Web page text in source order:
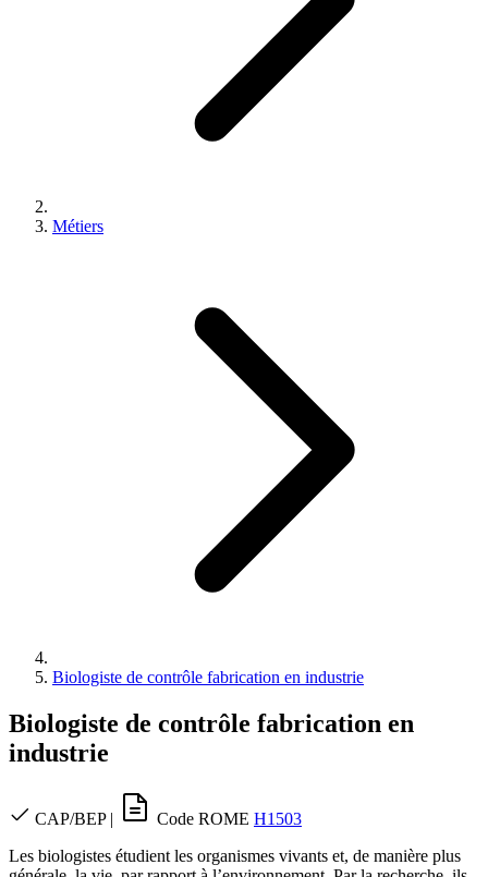
Métiers
Biologiste de contrôle fabrication en industrie
Biologiste de contrôle fabrication en
industrie
CAP/BEP | Code ROME H1503
Les biologistes étudient les organismes vivants et, de manière plus